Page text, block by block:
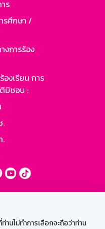
นไม่ทำการเลือกจะถือว่าท่าน
ร
รศึกษา /
งการร้อง
องเรียน การ
มิชอบ :
.
.